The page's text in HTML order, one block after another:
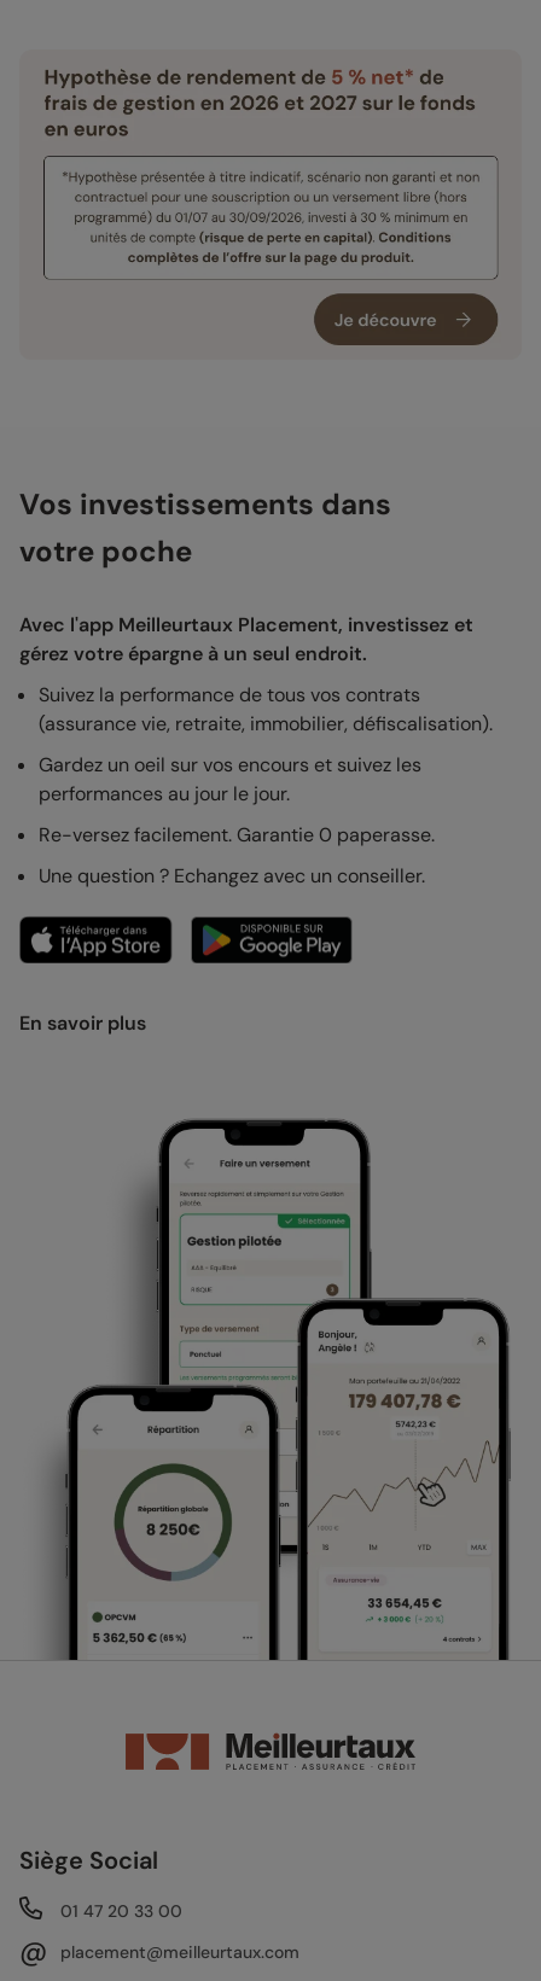
Vos investissements dans
votre poche
Avec l'app Meilleurtaux Placement, investissez et
gérez votre épargne à un seul endroit.
Suivez la performance de tous vos contrats
(assurance vie, retraite, immobilier, défiscalisation).
Gardez un oeil sur vos encours et suivez les
performances au jour le jour.
Re-versez facilement. Garantie 0 paperasse.
Une question ? Echangez avec un conseiller.
En savoir plus
Siège Social
01 47 20 33 00
@
placement@meilleurtaux.com